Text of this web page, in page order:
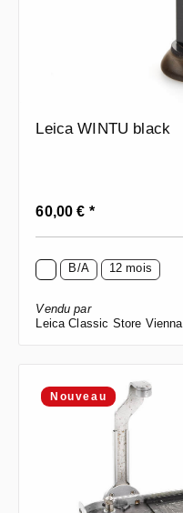
Leica WINTU black
Prix régulier :
60,00 € *
B/A 12 mois
Vendu par
Leica Classic Store Vienna
Nouveau